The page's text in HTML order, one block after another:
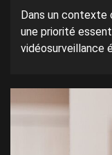
Dans un contexte
une priorité
vidéosurveillance